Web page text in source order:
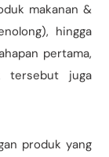
makanan &
hingga
pertama,
tersebut juga
produk yang